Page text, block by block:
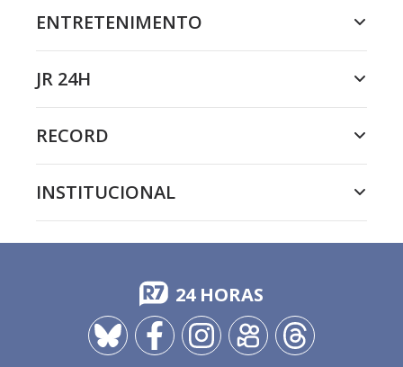
ENTRETENIMENTO
JR 24H
RECORD
INSTITUCIONAL
24 HORAS